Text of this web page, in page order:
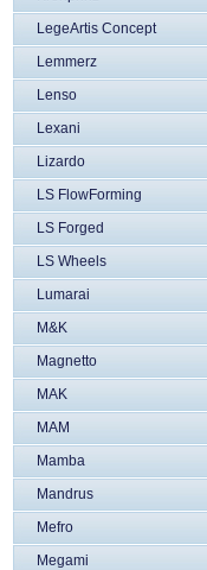
LegeArtis Concept
Lemmerz
Lenso
Lexani
Lizardo
LS FlowForming
LS Forged
LS Wheels
Lumarai
M&K
Magnetto
MAK
MAM
Mamba
Mandrus
Mefro
Megami